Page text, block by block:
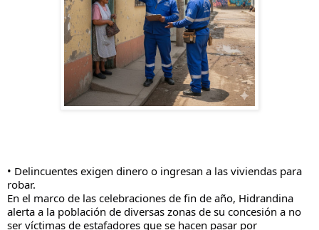
• Delincuentes exigen dinero o ingresan a las viviendas para
robar.
En el marco de las celebraciones de fin de año, Hidrandina
alerta a la población de diversas zonas de su concesión a no
ser víctimas de estafadores que se hacen pasar por